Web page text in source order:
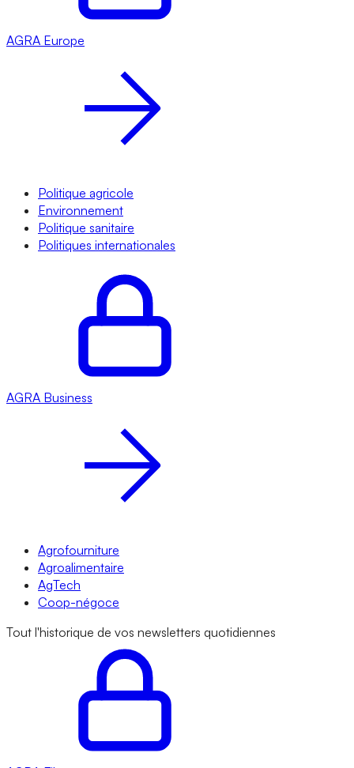
AGRA Europe
Politique agricole
Environnement
Politique sanitaire
Politiques internationales
AGRA Business
Agrofourniture
Agroalimentaire
AgTech
Coop-négoce
Tout l'historique de vos newsletters quotidiennes